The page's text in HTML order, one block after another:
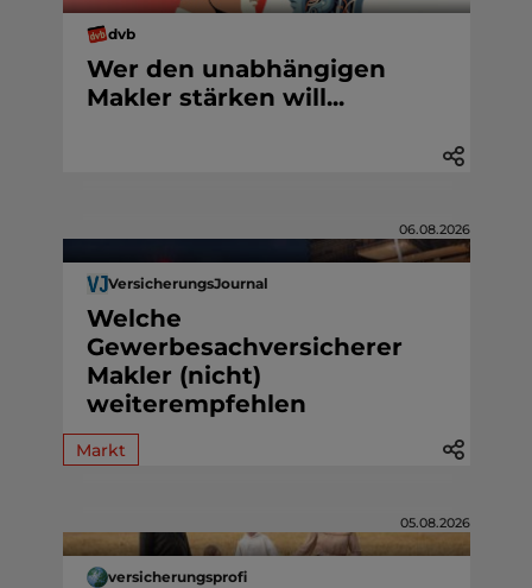
dvb
Wer den unabhängigen
Makler stärken will...
06.08.2026
VersicherungsJournal
Welche
Gewerbesachversicherer
Makler (nicht)
weiterempfehlen
Markt
05.08.2026
versicherungsprofi